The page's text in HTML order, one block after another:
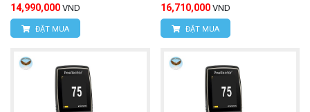
14,990,000 VND
ĐẶT MUA
16,710,000 VND
ĐẶT MUA